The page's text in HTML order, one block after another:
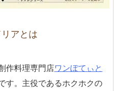
アとは
作料理専門店ワンぽてぃと
す。主役であるホクホクの